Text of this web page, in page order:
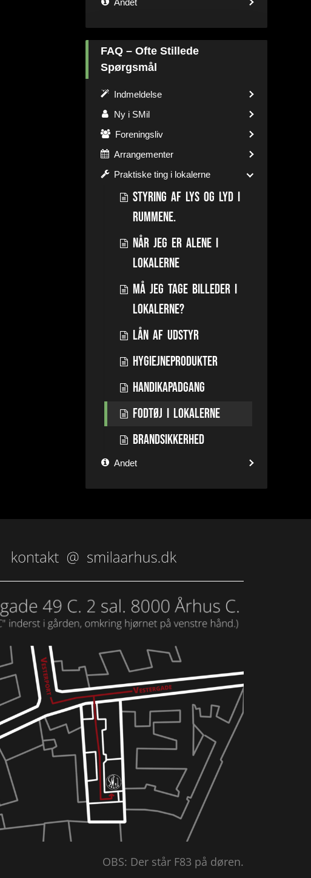
Andet
FAQ – Ofte Stillede
Spørgsmål
Indmeldelse
Ny i SMil
Foreningsliv
Arrangementer
Praktiske ting i lokalerne
Styring af lys og lyd i
rummene.
Når jeg er alene i
lokalerne
Må jeg tage billeder i
lokalerne?
Lån af udstyr
Hygiejneprodukter
Handikapadgang
Fodtøj i lokalerne
Brandsikkerhed
Andet
OBS: Der står F83 på døren.